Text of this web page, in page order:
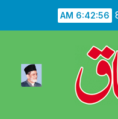
6:42:57 AM